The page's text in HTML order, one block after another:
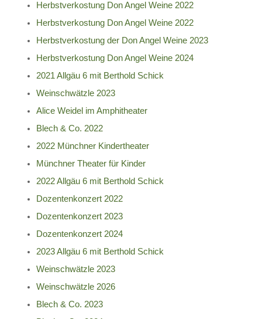
Herbstverkostung Don Angel Weine 2022
Herbstverkostung Don Angel Weine 2022
Herbstverkostung der Don Angel Weine 2023
Herbstverkostung Don Angel Weine 2024
2021 Allgäu 6 mit Berthold Schick
Weinschwätzle 2023
Alice Weidel im Amphitheater
Blech & Co. 2022
2022 Münchner Kindertheater
Münchner Theater für Kinder
2022 Allgäu 6 mit Berthold Schick
Dozentenkonzert 2022
Dozentenkonzert 2023
Dozentenkonzert 2024
2023 Allgäu 6 mit Berthold Schick
Weinschwätzle 2023
Weinschwätzle 2026
Blech & Co. 2023